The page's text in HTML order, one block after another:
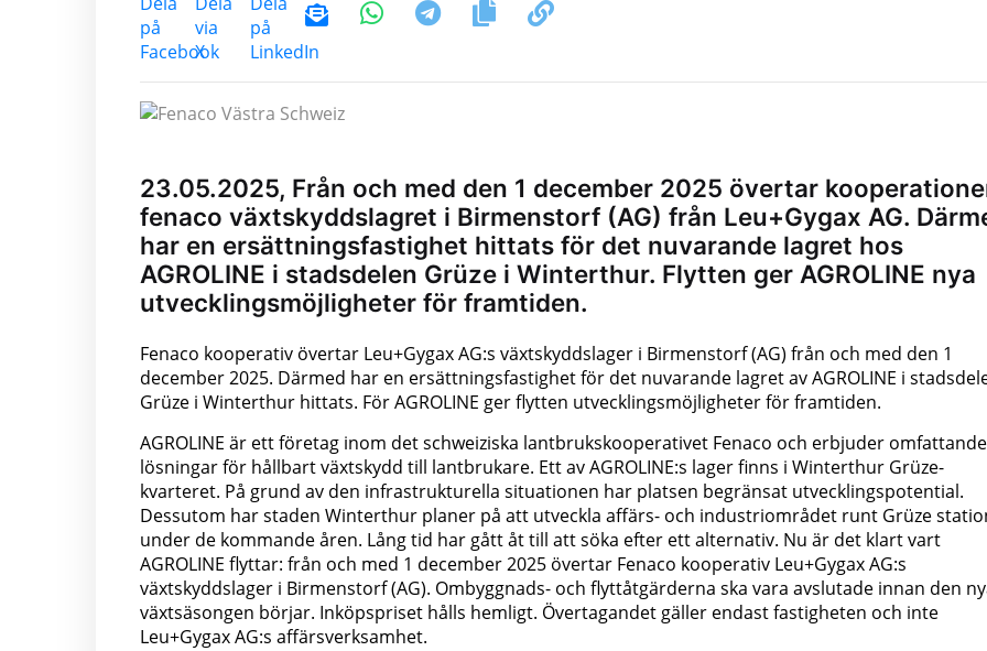
23.05.2025, Från och med den 1 december 2025 övertar
fenaco växtskyddslagret i Birmenstorf (AG) från Leu+Gygax AG.
har en ersättningsfastighet hittats för det nuvarande lagret hos
AGROLINE i stadsdelen Grüze i Winterthur. Flytten ger AGROLINE nya
utvecklingsmöjligheter för framtiden.
Fenaco kooperativ övertar Leu+Gygax AG:s växtskyddslager i Birmenstorf (AG) från och med den 1
december 2025. Därmed har en ersättningsfastighet för det nuvarande lagret av AGROLINE i
Grüze i Winterthur hittats. För AGROLINE ger flytten utvecklingsmöjligheter för framtiden.
AGROLINE är ett företag inom det schweiziska lantbrukskooperativet Fenaco och erbjuder omfattande
lösningar för hållbart växtskydd till lantbrukare. Ett av AGROLINE:s lager finns i Winterthur Grüze-
kvarteret. På grund av den infrastrukturella situationen har platsen begränsat utvecklingspotential.
Dessutom har staden Winterthur planer på att utveckla affärs- och industriområdet runt Grüze
under de kommande åren. Lång tid har gått åt till att söka efter ett alternativ. Nu är det klart vart
AGROLINE flyttar: från och med 1 december 2025 övertar Fenaco kooperativ Leu+Gygax AG:s
växtskyddslager i Birmenstorf (AG). Ombyggnads- och flyttåtgärderna ska vara avslutade innan den
växtsäsongen börjar. Inköpspriset hålls hemligt. Övertagandet gäller endast fastigheten och inte
Leu+Gygax AG:s affärsverksamhet.